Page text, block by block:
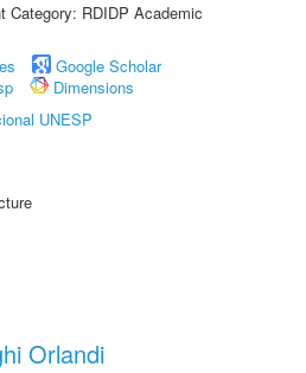
Category: RDIDP Academic
Google Scholar
Dimensions
UNESP
Orlandi